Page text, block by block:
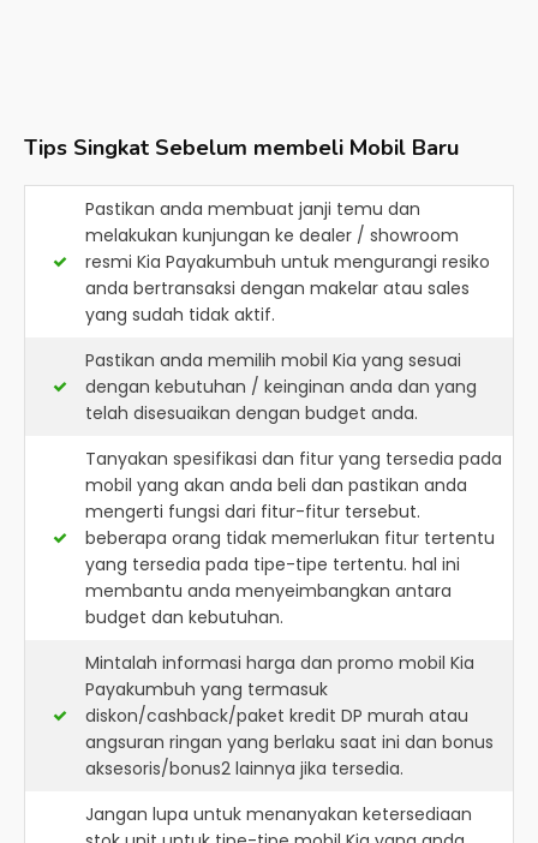
Tips Singkat Sebelum membeli Mobil Baru
Pastikan anda membuat janji temu dan
melakukan kunjungan ke dealer / showroom
resmi Kia Payakumbuh untuk mengurangi resiko
anda bertransaksi dengan makelar atau sales
yang sudah tidak aktif.
Pastikan anda memilih mobil Kia yang sesuai
dengan kebutuhan / keinginan anda dan yang
telah disesuaikan dengan budget anda.
Tanyakan spesifikasi dan fitur yang tersedia pada
mobil yang akan anda beli dan pastikan anda
mengerti fungsi dari fitur-fitur tersebut.
beberapa orang tidak memerlukan fitur tertentu
yang tersedia pada tipe-tipe tertentu. hal ini
membantu anda menyeimbangkan antara
budget dan kebutuhan.
Mintalah informasi harga dan promo mobil Kia
Payakumbuh yang termasuk
diskon/cashback/paket kredit DP murah atau
angsuran ringan yang berlaku saat ini dan bonus
aksesoris/bonus2 lainnya jika tersedia.
Jangan lupa untuk menanyakan ketersediaan